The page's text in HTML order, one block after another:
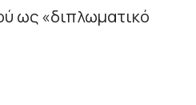
ως «διπλωματικό